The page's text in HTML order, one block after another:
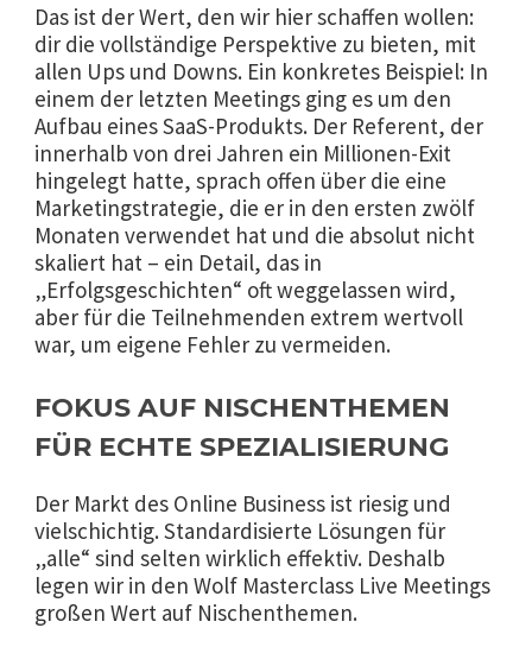
Das ist der Wert, den wir hier schaffen wollen:
dir die vollständige Perspektive zu bieten, mit
allen Ups und Downs. Ein konkretes Beispiel: In
einem der letzten Meetings ging es um den
Aufbau eines SaaS-Produkts. Der Referent, der
innerhalb von drei Jahren ein Millionen-Exit
hingelegt hatte, sprach offen über die eine
Marketingstrategie, die er in den ersten zwölf
Monaten verwendet hat und die absolut nicht
skaliert hat – ein Detail, das in
„Erfolgsgeschichten“ oft weggelassen wird,
aber für die Teilnehmenden extrem wertvoll
war, um eigene Fehler zu vermeiden.
FOKUS AUF NISCHENTHEMEN
FÜR ECHTE SPEZIALISIERUNG
Der Markt des Online Business ist riesig und
vielschichtig. Standardisierte Lösungen für
„alle“ sind selten wirklich effektiv. Deshalb
legen wir in den Wolf Masterclass Live Meetings
großen Wert auf Nischenthemen.